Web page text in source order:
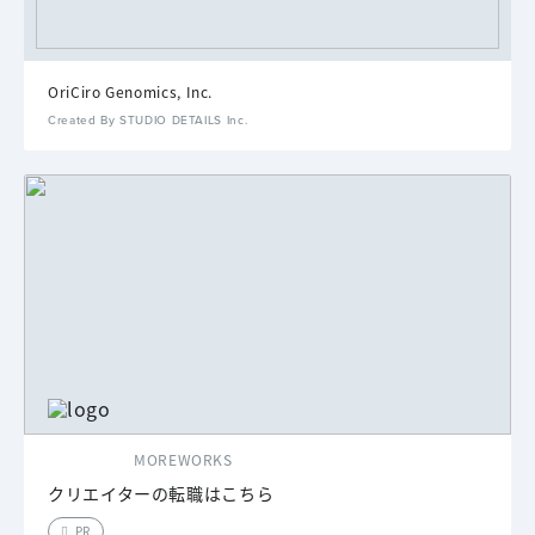
OriCiro Genomics, Inc.
Created By STUDIO DETAILS Inc.
MOREWORKS
クリエイターの転職はこちら
PR